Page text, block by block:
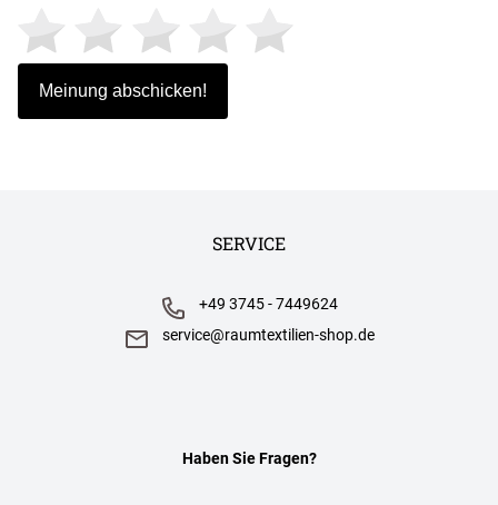
SERVICE
Haben Sie Fragen?
+49 3745 - 7449624
service@raumtextilien-shop.de